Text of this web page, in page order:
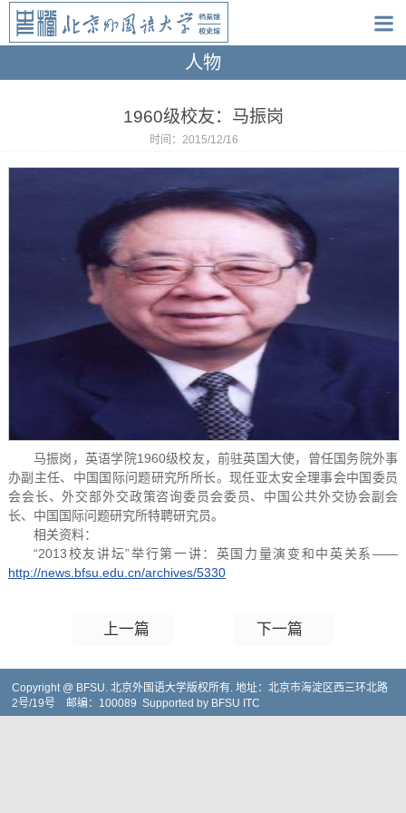
人物
1960级校友：马振岗
时间：2015/12/16
马振岗，英语学院1960级校友，前驻英国大使，曾任国务院外事
办副主任、中国国际问题研究所所长。现任亚太安全理事会中国委员
会会长、外交部外交政策咨询委员会委员、中国公共外交协会副会
长、中国国际问题研究所特聘研究员。
相关资料：
“2013校友讲坛”举行第一讲：英国力量演变和中英关系——
http://news.bfsu.edu.cn/archives/5330
上一篇 下一篇
Copyright @ BFSU. 北京外国语大学版权所有. 地址：北京市海淀区西三环北路
2号/19号 邮编：100089 Supported by BFSU ITC